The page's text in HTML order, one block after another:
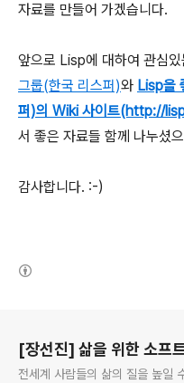
자료를 만들어 가겠습니다.
앞으로 Lisp에 대하여 관심있
그룹(한국 리스퍼)와 Lisp을
퍼)의 Wiki 사이트(http://
서 좋은 자료들 함께 나누셨
감사합니다. :-)
[장선진] 삶을 위한 소프
전세계 사람들의 삶의 질을 높일